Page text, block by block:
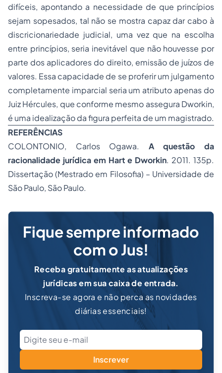
difíceis, apontando a necessidade de que princípios
sejam sopesados, tal não se mostra capaz dar cabo à
discricionariedade judicial, uma vez que na escolha
entre princípios, seria inevitável que não houvesse por
parte dos aplicadores do direito, emissão de juízos de
valores. Essa capacidade de se proferir um julgamento
completamente imparcial seria um atributo apenas do
Juiz Hércules, que conforme mesmo assegura Dworkin,
é uma idealização da figura perfeita de um magistrado.
REFERÊNCIAS
COLONTONIO, Carlos Ogawa. A questão da
racionalidade jurídica em Hart e Dworkin. 2011. 135p.
Dissertação (Mestrado em Filosofia) – Universidade de
São Paulo, São Paulo.
Fique sempre informado
com o Jus!
Receba gratuitamente as atualizações
jurídicas em sua caixa de entrada.
Inscreva-se agora e não perca as novidades
diárias essenciais!
Inscrever